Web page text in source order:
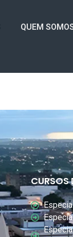
QUEM
CURSOS